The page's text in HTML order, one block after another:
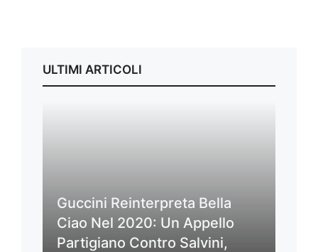
ULTIMI ARTICOLI
Guccini Reinterpreta Bella
Ciao Nel 2020: Un Appello
Partigiano Contro Salvini,